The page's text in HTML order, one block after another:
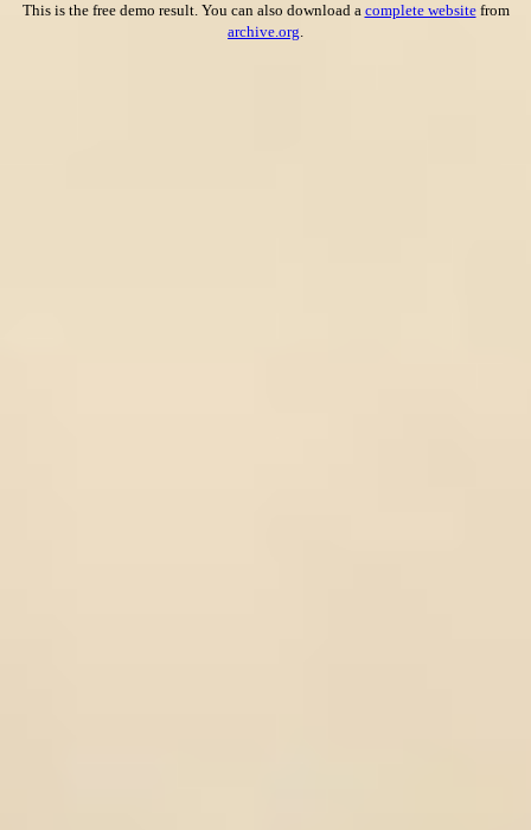
This is the free demo result. You can also download a complete websitefrom
archive.org.